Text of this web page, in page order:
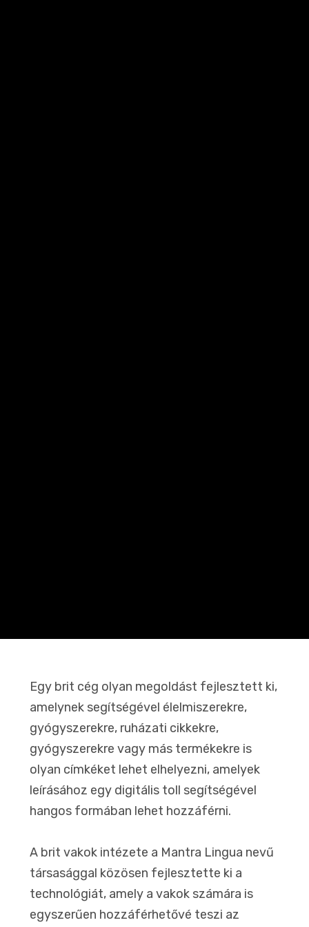
Egy brit cég olyan megoldást fejlesztett ki,
amelynek segítségével élelmiszerekre,
gyógyszerekre, ruházati cikkekre,
gyógyszerekre vagy más termékekre is
olyan címkéket lehet elhelyezni, amelyek
leírásához egy digitális toll segítségével
hangos formában lehet hozzáférni.
A brit vakok intézete a Mantra Lingua nevű
társasággal közösen fejlesztette ki a
technológiát, amely a vakok számára is
egyszerűen hozzáférhetővé teszi az